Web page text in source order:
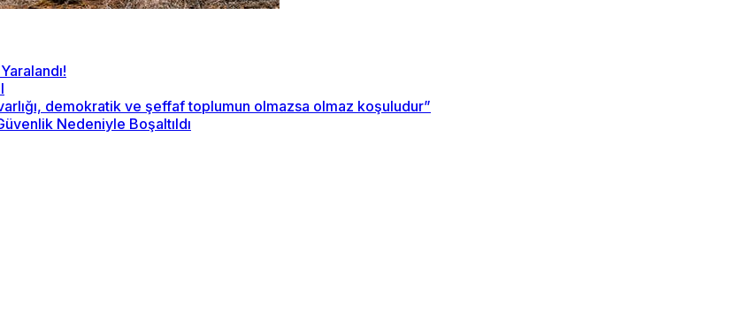
demokratik ve şeffaf toplumun olmazsa olmaz koşuludur”
Nedeniyle Boşaltıldı